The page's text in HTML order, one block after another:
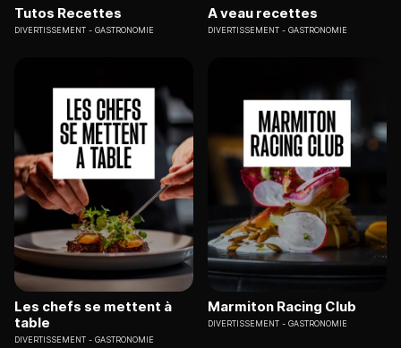
Tutos Recettes
DIVERTISSEMENT GASTRONOMIE
A veau recettes
DIVERTISSEMENT GASTRONOMIE
Les chefs se mettent à
table
DIVERTISSEMENT GASTRONOMIE
Marmiton Racing Club
DIVERTISSEMENT GASTRONOMIE